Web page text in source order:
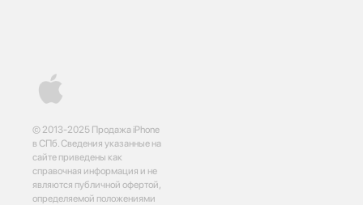
© 2013-2025 Продажа iPhone
в СПб. Сведения указанные на
сайте приведены как
справочная информация и не
являются публичной офертой,
определяемой положениями